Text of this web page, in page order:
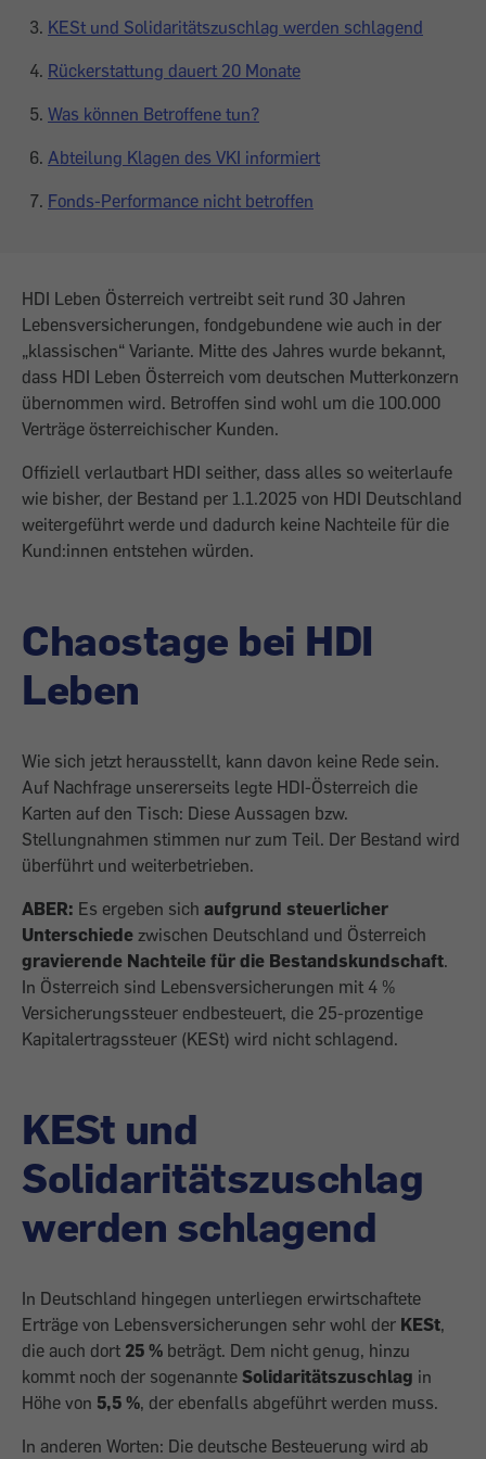
KESt und Solidaritätszuschlag werden schlagend
Rückerstattung dauert 20 Monate
Was können Betroffene tun?
Abteilung Klagen des VKI informiert
Fonds-Performance nicht betroffen
HDI Leben Österreich vertreibt seit rund 30 Jahren
Lebensversicherungen, fondgebundene wie auch in der
„klassischen“ Variante. Mitte des Jahres wurde bekannt,
dass HDI Leben Österreich vom deutschen Mutterkonzern
übernommen wird. Betroffen sind wohl um die 100.000
Verträge österreichischer Kunden.
Offiziell verlautbart HDI seither, dass alles so weiterlaufe
wie bisher, der Bestand per 1.1.2025 von HDI Deutschland
weitergeführt werde und dadurch keine Nachteile für die
Kund:innen entstehen würden.
Chaostage bei HDI
Leben
Wie sich jetzt herausstellt, kann davon keine Rede sein.
Auf Nachfrage unsererseits legte HDI-Österreich die
Karten auf den Tisch: Diese Aussagen bzw.
Stellungnahmen stimmen nur zum Teil. Der Bestand wird
überführt und weiterbetrieben.
ABER: Es ergeben sich aufgrund steuerlicher
Unterschiede zwischen Deutschland und Österreich
gravierende Nachteile für die Bestandskundschaft.
In Österreich sind Lebensversicherungen mit 4 %
Versicherungssteuer endbesteuert, die 25-prozentige
Kapitalertragssteuer (KESt) wird nicht schlagend.
KESt und
Solidaritätszuschlag
werden schlagend
In Deutschland hingegen unterliegen erwirtschaftete
Erträge von Lebensversicherungen sehr wohl der KESt,
die auch dort 25 % beträgt. Dem nicht genug, hinzu
kommt noch der sogenannte Solidaritätszuschlag in
Höhe von 5,5 %, der ebenfalls abgeführt werden muss.
In anderen Worten: Die deutsche Besteuerung wird ab